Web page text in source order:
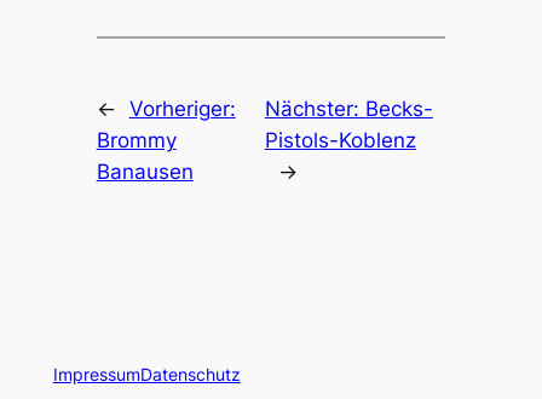
← Vorheriger:
Brommy
Banausen
Nächster: Becks-
Pistols-Koblenz
→
ImpressumDatenschutz